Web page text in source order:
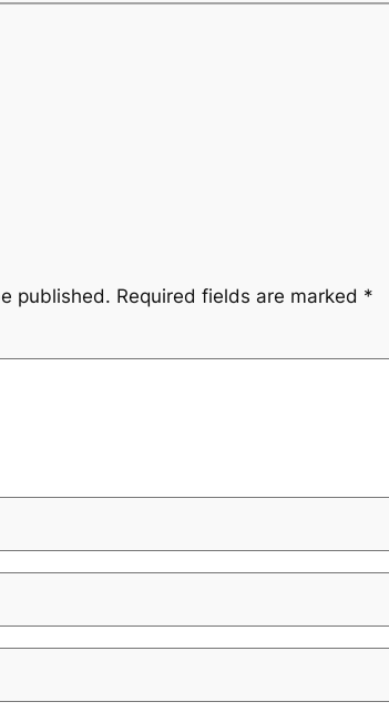
published. Required fields are marked *